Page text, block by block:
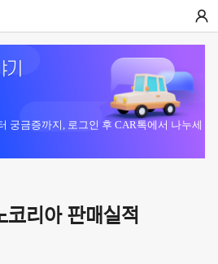
궁금증까지, 로그인 후 CAR톡에서 나누세
코리아 판매실적